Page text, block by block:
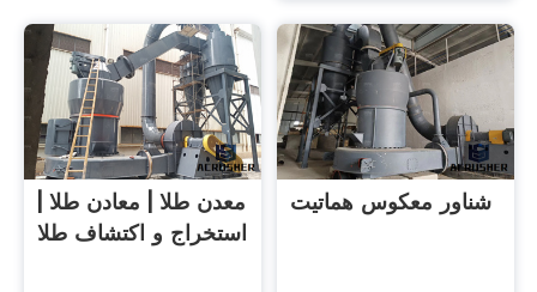
معدن طلا | معادن طلا |
استخراج و اکتشاف طلا
شناور معکوس هماتیت